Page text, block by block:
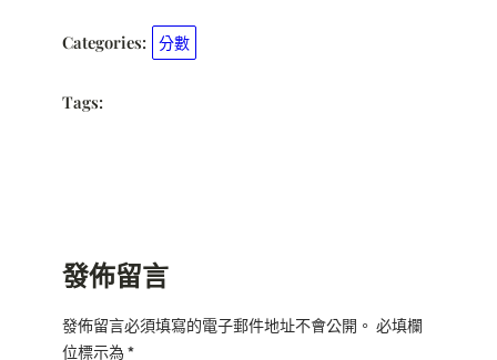
Categories: 分數
Tags:
發佈留言
發佈留言必須填寫的電子郵件地址不會公開。 必填欄
位標示為*